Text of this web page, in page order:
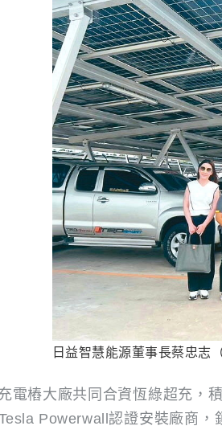
日益智慧能源董事長蔡忠志
電樁大廠共同合資恆綠超充，
Powerwall認證安裝廠商